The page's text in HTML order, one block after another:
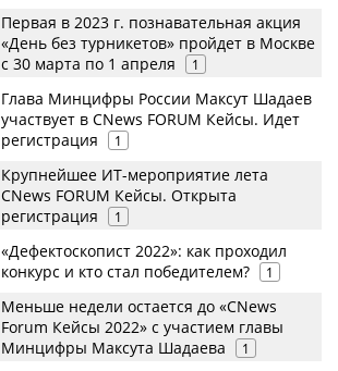
Первая в 2023 г. познавательная акция
«День без турникетов» пройдет в Москве
с 30 марта по 1 апреля
1
Глава Минцифры России Максут Шадаев
участвует в CNews FORUM Кейсы. Идет
регистрация
1
Крупнейшее ИТ-мероприятие лета
CNews FORUM Кейсы. Открыта
регистрация
1
«Дефектоскопист 2022»: как проходил
конкурс и кто стал победителем?
1
Меньше недели остается до «CNews
Forum Кейсы 2022» с участием главы
Минцифры Максута Шадаева
1